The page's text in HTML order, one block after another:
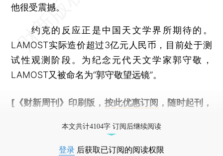
他很受震撼。
约克的反应正是中国天文学界所期待的。
LAMOST实际造价超过3亿元人民币，目前处于测
试性观测阶段。为纪念元代天文学家郭守敬，
LAMOST又被命名为“郭守敬望远镜”。
[《财新周刊》印刷版， 按此优惠订阅 ，随时起刊，
本文共计4104字 订阅后继续阅读
登录 后获取已订阅的阅读权限